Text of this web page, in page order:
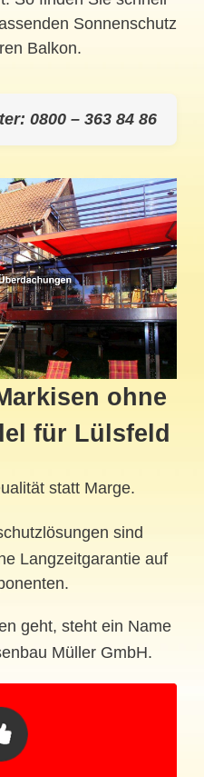
Sonnenschutz
Balkon.
0800 – 363 84 86
ohne
für Lülsfeld
statt Marge.
sind
Langzeitgarantie auf
geht, steht ein Name
Müller GmbH.